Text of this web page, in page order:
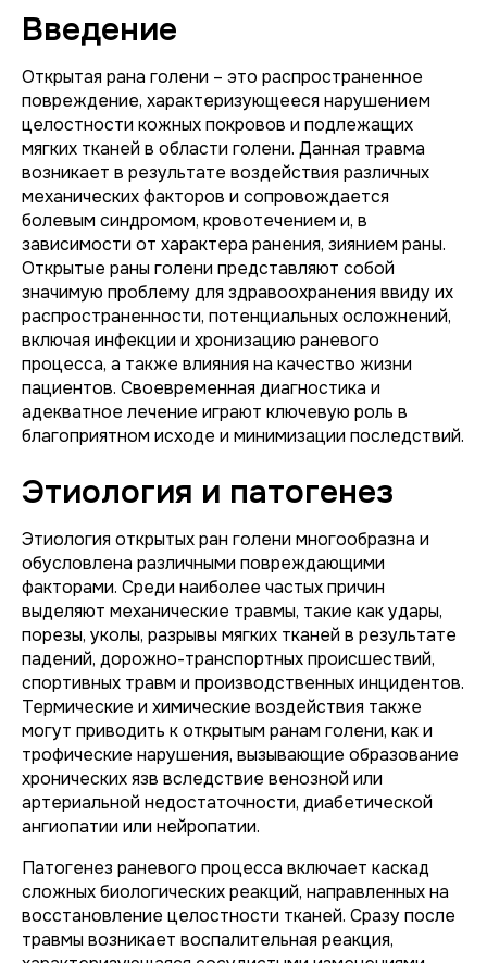
Введение
Открытая рана голени – это распространенное
повреждение, характеризующееся нарушением
целостности кожных покровов и подлежащих
мягких тканей в области голени. Данная травма
возникает в результате воздействия различных
механических факторов и сопровождается
болевым синдромом, кровотечением и, в
зависимости от характера ранения, зиянием раны.
Открытые раны голени представляют собой
значимую проблему для здравоохранения ввиду их
распространенности, потенциальных осложнений,
включая инфекции и хронизацию раневого
процесса, а также влияния на качество жизни
пациентов. Своевременная диагностика и
адекватное лечение играют ключевую роль в
благоприятном исходе и минимизации последствий.
Этиология и патогенез
Этиология открытых ран голени многообразна и
обусловлена различными повреждающими
факторами. Среди наиболее частых причин
выделяют механические травмы, такие как удары,
порезы, уколы, разрывы мягких тканей в результате
падений, дорожно-транспортных происшествий,
спортивных травм и производственных инцидентов.
Термические и химические воздействия также
могут приводить к открытым ранам голени, как и
трофические нарушения, вызывающие образование
хронических язв вследствие венозной или
артериальной недостаточности, диабетической
ангиопатии или нейропатии.
Патогенез раневого процесса включает каскад
сложных биологических реакций, направленных на
восстановление целостности тканей. Сразу после
травмы возникает воспалительная реакция,